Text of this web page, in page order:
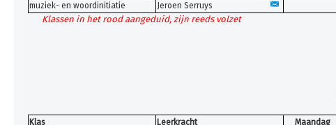
muziek- en woordinitiatie
Jeroen Serruys
Klassen in het rood aangeduid, zijn reeds volzet
Klas Leerkracht Maandag